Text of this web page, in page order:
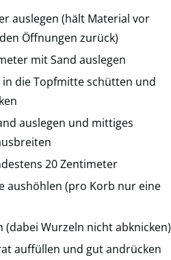
auslegen (hält Material vor
Öffnungen zurück)
mit Sand auslegen
die Topfmitte schütten und
auslegen und mittiges
20 Zentimeter
aushöhlen (pro Korb nur eine
(dabei Wurzeln nicht abknicken)
auffüllen und gut andrücken